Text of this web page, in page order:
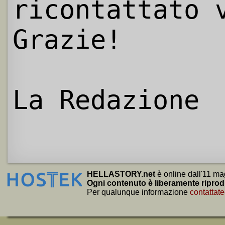
ricontattato
Grazie!
La Redazione
HELLASTORY.net è online dall'11
Ogni contenuto è liberamente
Per qualunque informazione